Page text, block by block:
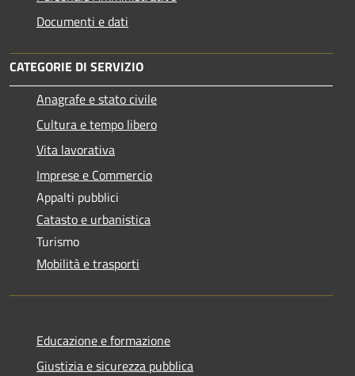
Documenti e dati
CATEGORIE DI SERVIZIO
Anagrafe e stato civile
Cultura e tempo libero
Vita lavorativa
Imprese e Commercio
Appalti pubblici
Catasto e urbanistica
Turismo
Mobilità e trasporti
Educazione e formazione
Giustizia e sicurezza pubblica